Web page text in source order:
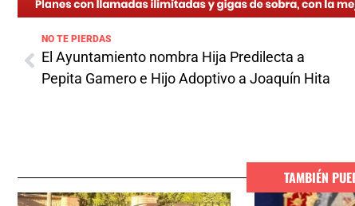
NO TE PIERDAS
El Ayuntamiento nombra Hija Predilecta a
Pepita Gamero e Hijo Adoptivo a Joaquín Hita
TAMBIÉN